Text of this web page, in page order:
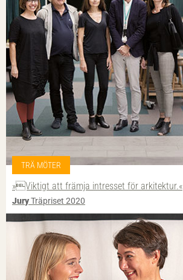
TRÄ MÖTER
»Viktigt att främja intresset för arkitektur.«
JuryTräpriset 2020